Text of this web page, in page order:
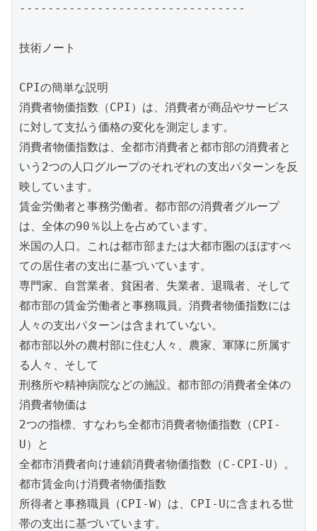
--------------------------------
技術ノート
CPIの簡単な説明
消費者物価指数（CPI）は、消費者が商品やサービス
に対して支払う価格の変化を測定します。
消費者物価指数は、全都市消費者と都市部の消費者と
いう2つの人口グループのそれぞれの支出パターンを反
映しています。
賃金労働者と事務労働者。都市部の消費者グループ
は、全体の90％以上を占めています。
米国の人口。これは都市部または大都市圏のほぼすべ
ての居住者の支出に基づいています。
専門家、自営業者、貧困者、失業者、退職者、そして
都市部の賃金労働者と事務職員。消費者物価指数には
人々の支出パターンは含まれていない。
都市部以外の農村部に住む人々、農家、軍隊に所属す
る人々、そして
刑務所や精神病院などの施設。都市部の消費者全体の
消費者物価は
2つの指標、すなわち全都市消費者物価指数（CPI-
U）と
全都市消費者向け連鎖消費者物価指数（C-CPI-U）。
都市賃金向け消費者物価指数
所得者と事務職員（CPI-W）は、CPI-Uに含まれる世
帯の支出に基づいています。